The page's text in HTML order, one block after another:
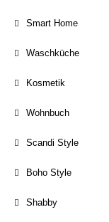
Smart Home
Waschküche
Kosmetik
Wohnbuch
Scandi Style
Boho Style
Shabby